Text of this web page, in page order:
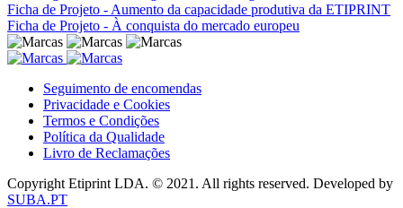
Ficha de Projeto - Aumento da capacidade produtiva da ETIPRINT
Ficha de Projeto - À conquista do mercado europeu
Seguimento de encomendas
Privacidade e Cookies
Termos e Condições
Política da Qualidade
Livro de Reclamações
Copyright Etiprint LDA. © 2021. All rights reserved. Developed by
SUBA.PT